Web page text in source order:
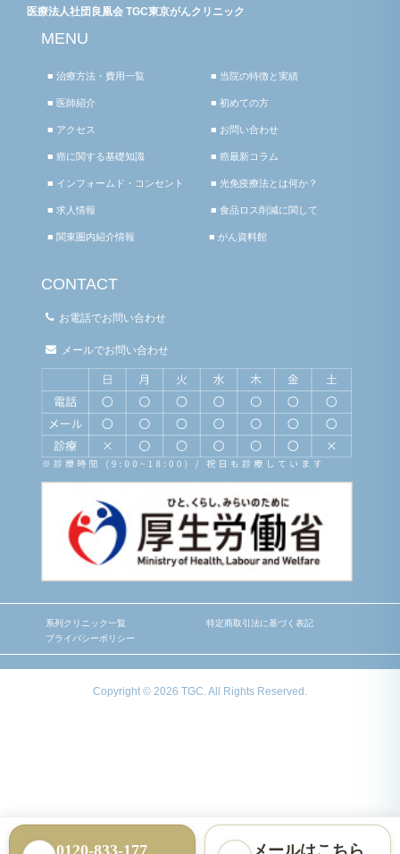
医療法人社団良凰会 TGC東京がんクリニック
MENU
■ 治療方法・費用一覧 ■ 当院の特徴と実績
■ 医師紹介 ■ 初めての方
■ アクセス ■ お問い合わせ
■ 癌に関する基礎知識 ■ 癌最新コラム
■ インフォームド・コンセント ■ 光免疫療法とは何か？
■ 求人情報 ■ 食品ロス削減に関して
■ 関東圏内紹介情報 ■ がん資料館
CONTACT
お電話でお問い合わせ
メールでお問い合わせ
系列クリニック一覧
特定商取引法に基づく表記
プライバシーポリシー
Copyright © 2026 TGC. All Rights Reserved.
0120-833-177 メールはこちら